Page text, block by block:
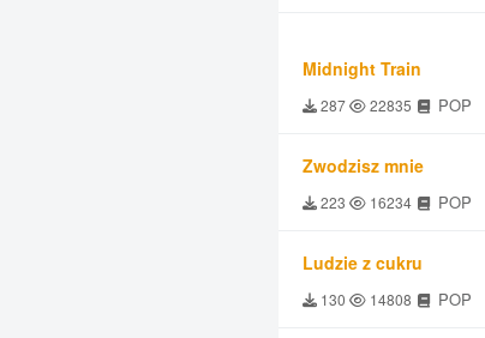
Midnight Train
287 22835 POP
Zwodzisz mnie
223 16234 POP
Ludzie z cukru
130 14808 POP